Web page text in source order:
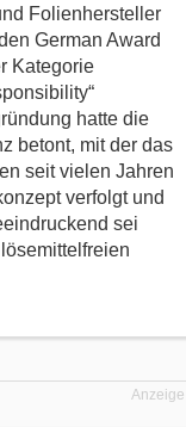
Folienhersteller
German Award
Kategorie
hatte die
betont, mit der das
seit vielen Jahren
verfolgt und
sei
Anzeige